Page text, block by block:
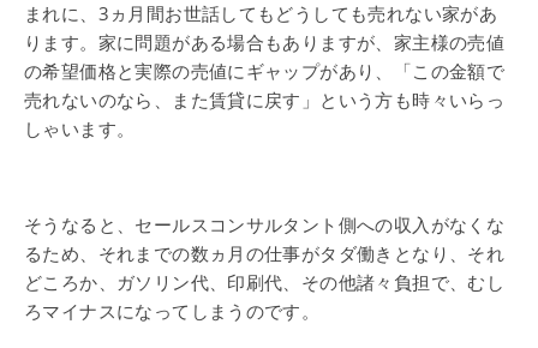
まれに、3ヵ月間お世話してもどうしても売れない家があ
ります。家に問題がある場合もありますが、家主様の売値
の希望価格と実際の売値にギャップがあり、「この金額で
売れないのなら、また賃貸に戻す」という方も時々いらっ
しゃいます。
そうなると、セールスコンサルタント側への収入がなくな
るため、それまでの数ヵ月の仕事がタダ働きとなり、それ
どころか、ガソリン代、印刷代、その他諸々負担で、むし
ろマイナスになってしまうのです。